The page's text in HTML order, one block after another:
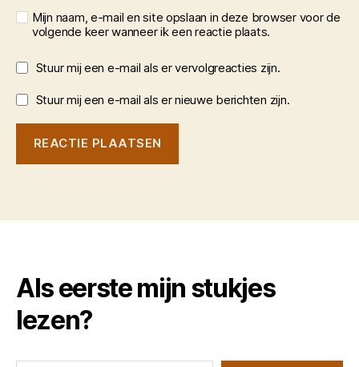
Mijn naam, e-mail en site opslaan in deze browser voor de
volgende keer wanneer ik een reactie plaats.
Stuur mij een e-mail als er vervolgreacties zijn.
Stuur mij een e-mail als er nieuwe berichten zijn.
Als eerste mijn stukjes
lezen?
Typ je e-mail...